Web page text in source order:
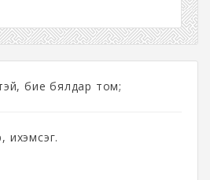
бие бялдар том;
ихэмсэг.